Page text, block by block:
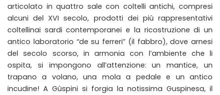
articolato in quattro sale con coltelli antichi, compresi
alcuni del XVI secolo, prodotti dei più rappresentativi
coltellinai sardi contemporanei e la ricostruzione di un
antico laboratorio “de su ferreri” (il fabbro), dove arnesi
del secolo scorso, in armonia con l’ambiente che li
ospita, si impongono all’attenzione: un mantice, un
trapano a volano, una mola a pedale e un antico
incudine! A Gùspini si forgia la notissima Guspinesa, il